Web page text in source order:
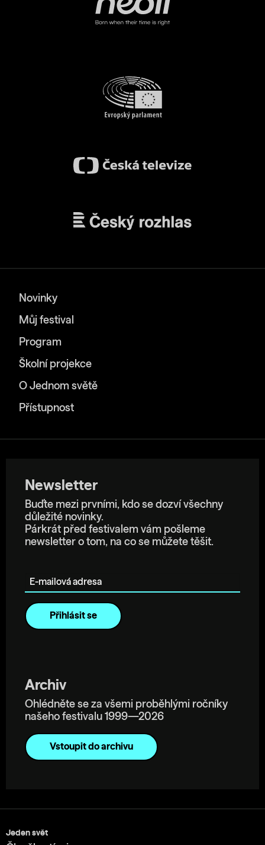
Novinky
Můj festival
Program
Školní projekce
O Jednom světě
Přístupnost
Newsletter
Buďte mezi prvními, kdo se dozví všechny
důležité novinky.
Párkrát před festivalem vám pošleme
newsletter o tom, na co se můžete těšit.
Archiv
Ohlédněte se za všemi proběhlými ročníky
našeho festivalu 1999—2026
Vstoupit do archivu
Jeden svět